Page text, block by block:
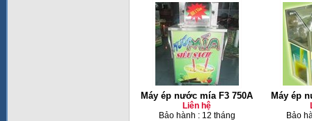
Máy ép nước mía F3 750A
Liên hệ
Bảo hành : 12 tháng
Máy ép
Bảo